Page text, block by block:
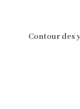
Contour des